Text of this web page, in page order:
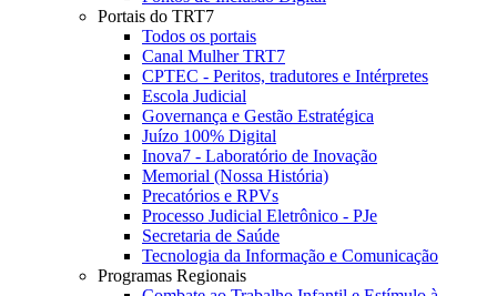
Portais do TRT7
Todos os portais
Canal Mulher TRT7
CPTEC - Peritos, tradutores e Intérpretes
Escola Judicial
Governança e Gestão Estratégica
Juízo 100% Digital
Inova7 - Laboratório de Inovação
Memorial (Nossa História)
Precatórios e RPVs
Processo Judicial Eletrônico - PJe
Secretaria de Saúde
Tecnologia da Informação e Comunicação
Programas Regionais